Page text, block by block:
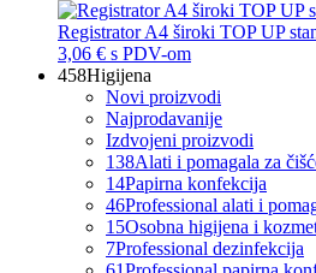
Registrator A4 široki TOP UP
3,06 € s PDV-om
458Higijena
Novi proizvodi
Najprodavanije
Izdvojeni proizvodi
138Alati i pomagala za
14Papirna konfekcija
46Professional alati i
15Osobna higijena i
7Professional dezinfekcija